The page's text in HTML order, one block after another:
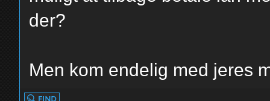
der?
Men kom endelig med jeres